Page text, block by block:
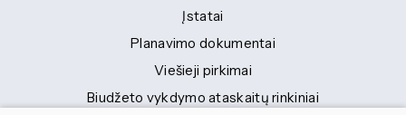
Įstatai
Planavimo dokumentai
Viešieji pirkimai
Biudžeto vykdymo ataskaitų rinkiniai